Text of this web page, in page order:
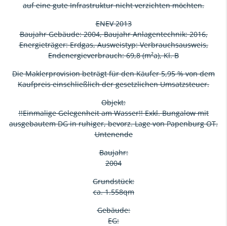
auf eine gute Infrastruktur nicht verzichten möchten.
ENEV 2013
Baujahr Gebäude: 2004, Baujahr Anlagentechnik: 2016,
Energieträger: Erdgas, Ausweistyp: Verbrauchsausweis,
Endenergieverbrauch: 69,8 (m²a), Kl. B
Die Maklerprovision beträgt für den Käufer 5,95 % von dem
Kaufpreis einschließlich der gesetzlichen Umsatzsteuer.
Objekt:
!!Einmalige Gelegenheit am Wasser!! Exkl. Bungalow mit
ausgebautem DG in ruhiger, bevorz. Lage von Papenburg OT.
Untenende
Baujahr:
2004
Grundstück:
ca. 1.558qm
Gebäude:
EG: